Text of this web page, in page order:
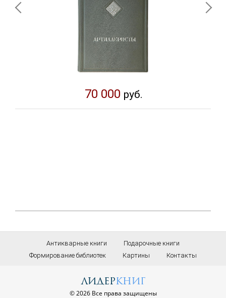
Книга проиллюстрирована на основе документальных
зарисовок военных художников студии имени Грекова и
участников боев за Берлин. Художественно-полиграфическое
оформление одного из лучших конструкторов советской книги
Соломона Бенедиктовича Телингатера (1903—1969).
70 000 руб.
Антикварные книги
Подарочные книги
Формирование библиотек
Картины Контакты
лидеркниг
© 2026 Все права защищены